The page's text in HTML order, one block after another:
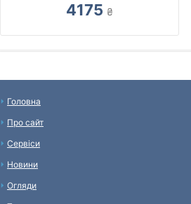
4175 ₴
Головна
Про сайт
Сервіси
Новини
Огляди